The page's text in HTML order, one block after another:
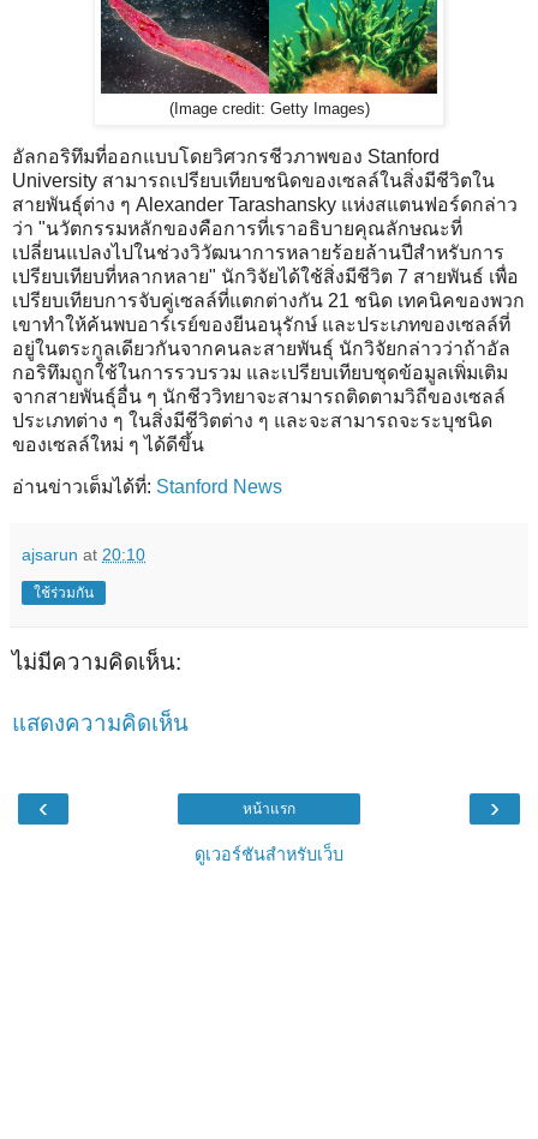
(Image credit: Getty Images)
อัลกอริทึมที่ออกแบบโดยวิศวกรชีวภาพของ Stanford
University สามารถเปรียบเทียบชนิดของเซลล์ในสิ่งมีชีวิตใน
สายพันธุ์ต่าง ๆ Alexander Tarashansky แห่งสแตนฟอร์ดกล่าว
ว่า "นวัตกรรมหลักของคือการที่เราอธิบายคุณลักษณะที่
เปลี่ยนแปลงไปในช่วงวิวัฒนาการหลายร้อยล้านปีสำหรับการ
เปรียบเทียบที่หลากหลาย" นักวิจัยได้ใช้สิ่งมีชีวิต 7 สายพันธ์ เพื่อ
เปรียบเทียบการจับคู่เซลล์ที่แตกต่างกัน 21 ชนิด เทคนิคของพวก
เขาทำให้ค้นพบอาร์เรย์ของยีนอนุรักษ์ และประเภทของเซลล์ที่
อยู่ในตระกูลเดียวกันจากคนละสายพันธุ์ นักวิจัยกล่าวว่าถ้าอัล
กอริทึมถูกใช้ในการรวบรวม และเปรียบเทียบชุดข้อมูลเพิ่มเติม
จากสายพันธุ์อื่น ๆ นักชีววิทยาจะสามารถติดตามวิถีของเซลล์
ประเภทต่าง ๆ ในสิ่งมีชีวิตต่าง ๆ และจะสามารถจะระบุชนิด
ของเซลล์ใหม่ ๆ ได้ดีขึ้น
อ่านข่าวเต็มได้ที่: Stanford News
ajsarun at 20:10
ใช้ร่วมกัน
ไม่มีความคิดเห็น:
แสดงความคิดเห็น
‹ ›
หน้าแรก
ดูเวอร์ชันสำหรับเว็บ